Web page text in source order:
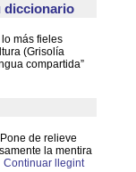
diccionario
más fieles
(Grisolía
compartida”
de relieve
la mentira
Continuar llegint